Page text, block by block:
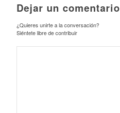
Dejar un comentario
¿Quieres unirte a la conversación?
Siéntete libre de contribuir